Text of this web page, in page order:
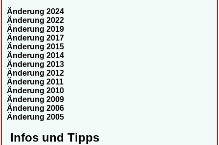
Änderung 2024
Änderung 2022
Änderung 2019
Änderung 2017
Änderung 2015
Änderung 2014
Änderung 2013
Änderung 2012
Änderung 2011
Änderung 2010
Änderung 2009
Änderung 2006
Änderung 2005
Infos und Tipps